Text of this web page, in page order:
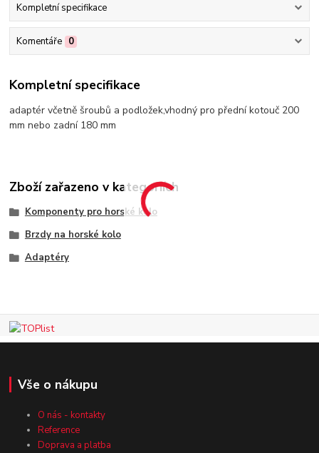
Kompletní specifikace
Komentáře 0
Kompletní specifikace
adaptér včetně šroubů a podložek,vhodný pro přední kotouč 200
mm nebo zadní 180 mm
Zboží zařazeno v kategoriích
Komponenty pro horské kolo
Brzdy na horské kolo
Adaptéry
Vše o nákupu
O nás - kontakty
Reference
Doprava a platba